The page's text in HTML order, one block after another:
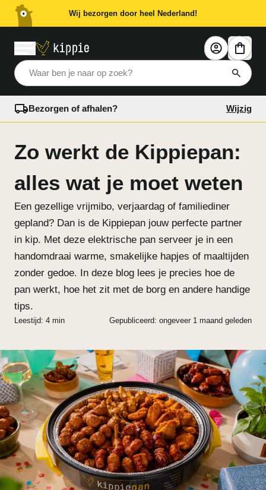
Wij bezorgen door heel Nederland!
Waar ben je naar op zoek?
Bezorgen of afhalen? Wijzig
Zo werkt de Kippiepan:
alles wat je moet weten
Een gezellige vrijmibo, verjaardag of familiediner
gepland? Dan is de Kippiepan jouw perfecte partner
in kip. Met deze elektrische pan serveer je in een
handomdraai warme, smakelijke hapjes of maaltijden
zonder gedoe. In deze blog lees je precies hoe de
pan werkt, hoe het zit met de borg en andere handige
tips.
Leestijd: 4 min Gepubliceerd: ongeveer 1 maand geleden